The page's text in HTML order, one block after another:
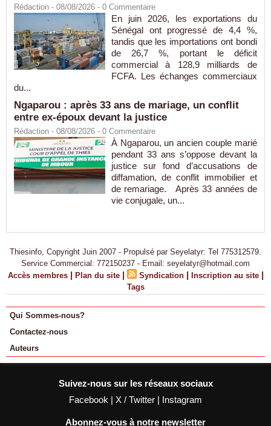
Rédaction - 08/08/2026 - 0 Commentaire
En juin 2026, les exportations du
Sénégal ont progressé de 4,4 %,
tandis que les importations ont bondi
de 26,7 %, portant le déficit
commercial à 128,9 milliards de
FCFA. Les échanges commerciaux
du...
Ngaparou : après 33 ans de mariage, un conflit
entre ex-époux devant la justice
Rédaction - 08/08/2026 - 0 Commentaire
À Ngaparou, un ancien couple marié
pendant 33 ans s’oppose devant la
justice sur fond d’accusations de
diffamation, de conflit immobilier et
de remariage. Après 33 années de
vie conjugale, un...
Thiesinfo, Copyright Juin 2007 - Propulsé par Seyelatyr: Tel 775312579.
Service Commercial: 772150237 - Email: seyelatyr@hotmail.com
Accès membres | Plan du site | Syndication | Inscription au site |
Tags
Qui Sommes-nous?
Contactez-nous
Auteurs
Suivez-nous sur les réseaux sociaux
Facebook | X / Twitter | Instagram
Abonnez-vous à notre newsletter